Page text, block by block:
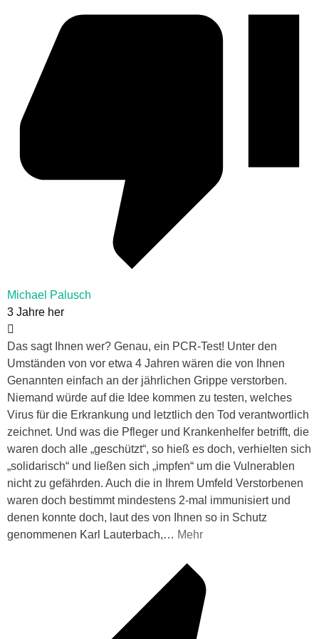
Michael Palusch
3 Jahre her
Das sagt Ihnen wer? Genau, ein PCR-Test! Unter den
Umständen von vor etwa 4 Jahren wären die von Ihnen
Genannten einfach an der jährlichen Grippe verstorben.
Niemand würde auf die Idee kommen zu testen, welches
Virus für die Erkrankung und letztlich den Tod verantwortlich
zeichnet. Und was die Pfleger und Krankenhelfer betrifft, die
waren doch alle „geschützt“, so hieß es doch, verhielten sich
„solidarisch“ und ließen sich „impfen“ um die Vulnerablen
nicht zu gefährden. Auch die in Ihrem Umfeld Verstorbenen
waren doch bestimmt mindestens 2-mal immunisiert und
denen konnte doch, laut des von Ihnen so in Schutz
genommenen Karl Lauterbach,… Mehr